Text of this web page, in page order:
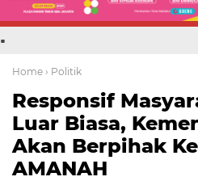
.
Home › Politik
Responsif
Luar Biasa,
Akan Berpihak
AMANAH